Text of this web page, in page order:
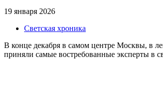
19 января 2026
Светская хроника
В конце декабря в самом центре Москвы, в
приняли самые востребованные эксперты в